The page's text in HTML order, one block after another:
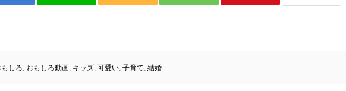
もしろ, おもしろ動画, キッズ, 可愛い, 子育て, 結婚